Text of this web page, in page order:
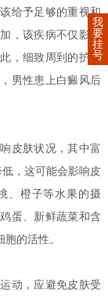
给予足够的重视和
，该疾病不仅影响
，细致周到的护理
男性患上白癜风后
皮肤状况，其中富
，这可能会影响皮
、橙子等水果的摄
蛋、新鲜蔬菜和含
的活性。
动，应避免皮肤受
我
要
挂
号